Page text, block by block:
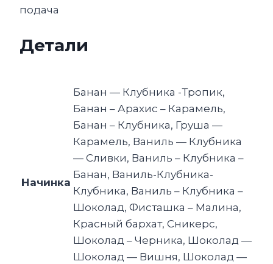
подача
Детали
Начинка
Банан — Клубника -Тропик,
Банан – Арахис – Карамель,
Банан – Клубника, Груша —
Карамель, Ваниль — Клубника
— Сливки, Ваниль – Клубника –
Банан, Ваниль-Клубника-
Клубника, Ваниль – Клубника –
Шоколад, Фисташка – Малина,
Красный бархат, Сникерс,
Шоколад – Черника, Шоколад —
Шоколад — Вишня, Шоколад —